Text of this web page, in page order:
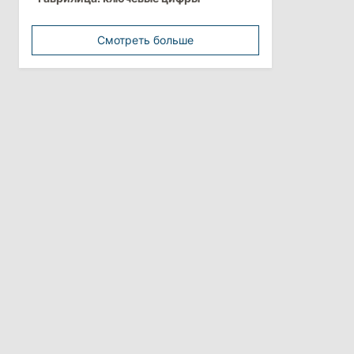
минимальной зарплатой
Политика
Анна Ревенко уходит с поста главы
Смотреть больше